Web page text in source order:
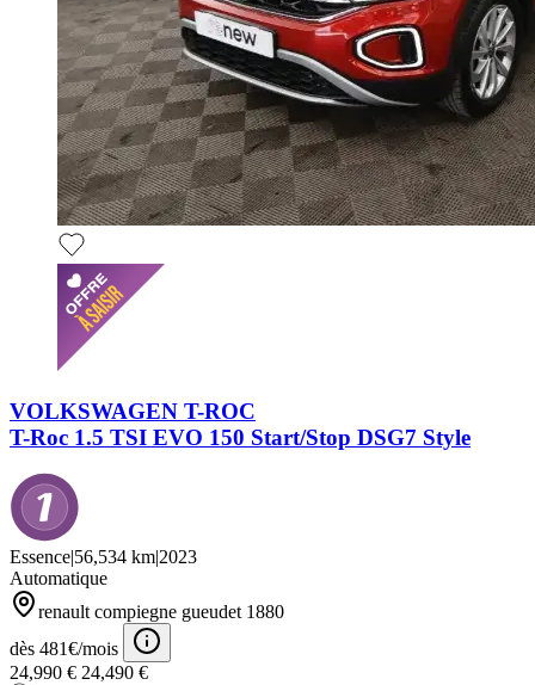
VOLKSWAGEN T-ROC
T-Roc 1.5 TSI EVO 150 Start/Stop DSG7 Style
Essence|56,534 km|2023
Automatique
renault compiegne gueudet 1880
dès 481€/mois
24,990 € 24,490 €